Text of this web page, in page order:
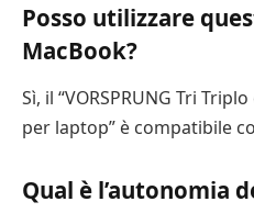
Posso utilizzare
MacBook?
Sì, il “VORSPRUNG Tri
per laptop” è compatibile
Qual è l’autonomia